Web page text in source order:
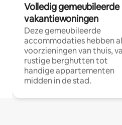
Volledig gemeubileerde
vakantiewoningen
Deze gemeubileerde
accommodaties hebben
voorzieningen van thuis,
rustige berghutten tot
handige appartementen
midden in de stad.